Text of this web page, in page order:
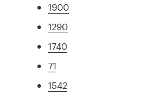
1900
1290
1740
71
1542